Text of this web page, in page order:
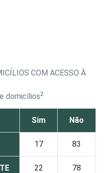
COM ACESSO À
domicílios2
Sim Não
17 83
22 78